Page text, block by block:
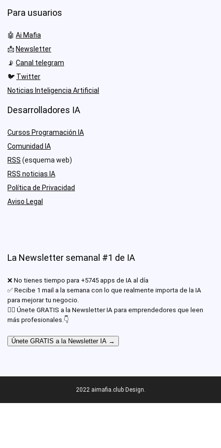
Para usuarios
🤖 Ai Mafia
📩 Newsletter
📡 Canal telegram
🐦 Twitter
Noticias Inteligencia Artificial
Desarrolladores IA
Cursos Programación IA
Comunidad IA
RSS (esquema web)
RSS noticias IA
Política de Privacidad
Aviso Legal
La Newsletter semanal #1 de IA
❌ No tienes tiempo para +5745 apps de IA al día
✅ Recibe 1 mail a la semana con lo que realmente importa de la IA
para mejorar tu negocio.
✊🏾 Únete GRATIS a la Newsletter IA para emprendedores que leen
más profesionales.👇
Únete GRATIS a la Newsletter IA →
2022 aimafia.club Design.